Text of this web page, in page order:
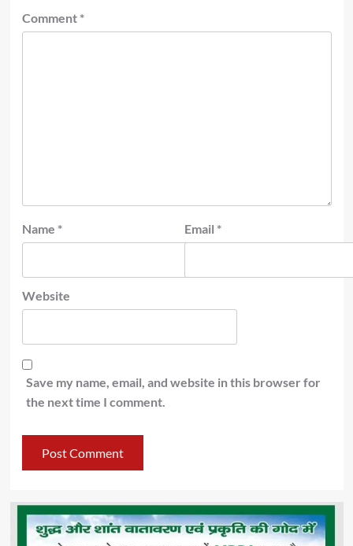
Comment *
Name * Email *
Website
Save my name, email, and website in this browser for
the next time I comment.